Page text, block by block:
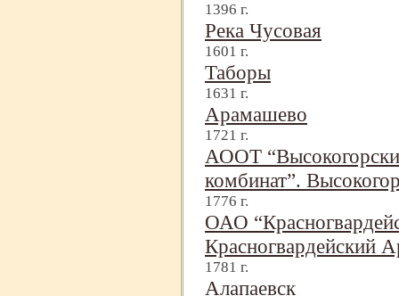
1396 г.
Река Чусовая
1601 г.
Таборы
1631 г.
Арамашево
1721 г.
АООТ
комбинат”.
1776 г.
ОАО
Красногвардейский
1781 г.
Алапаевск